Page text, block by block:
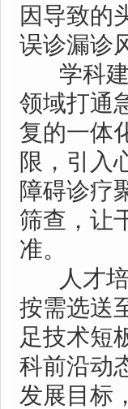
因导致的
误诊漏诊
学科建
领域打通
复的一体
限，引入
障碍诊疗
筛查，让
准。
人才培
按需选送
足技术短
科前沿动
发展目标